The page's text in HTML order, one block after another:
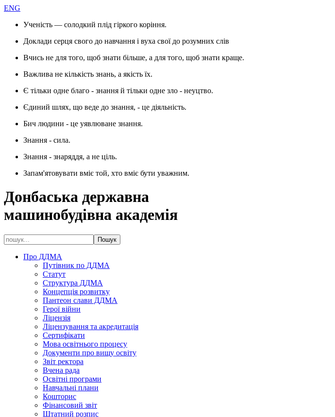
ENG
Ученість — солодкий плід гіркого коріння.
Доклади серця свого до навчання і вуха свої до розумних слів
Вчись не для того, щоб знати більше, а для того, щоб знати краще.
Важлива не кількість знань, а якість їх.
Є тільки одне благо - знання й тільки одне зло - неуцтво.
Єдиний шлях, що веде до знання, - це діяльність.
Бич людини - це уявлюване знання.
Знання - сила.
Знання - знаряддя, а не ціль.
Запам'ятовувати вміє той, хто вміє бути уважним.
Донбаська державна
машинобудівна академія
Про ДДМА
Путівник по ДДМА
Статут
Структура ДДМА
Концепція розвитку
Пантеон слави ДДМА
Герої війни
Ліцензія
Ліцензування та акредитація
Сертифікати
Мова освітнього процесу
Документи про вищу освіту
Звіт ректора
Вчена рада
Освітні програми
Навчальні плани
Кошторис
Фінансовий звіт
Штатний розпис